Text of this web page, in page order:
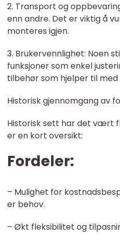
2. Transport og
enn andre. Det er viktig å
monteres igjen.
3. Brukervennlighet: Noen
funksjoner som enkel
tilbehør som hjelper til
Historisk gjennomgang av
Historisk sett har det vært
er en kort oversikt:
Fordeler:
– Mulighet for
er behov.
– Økt fleksibilitet og